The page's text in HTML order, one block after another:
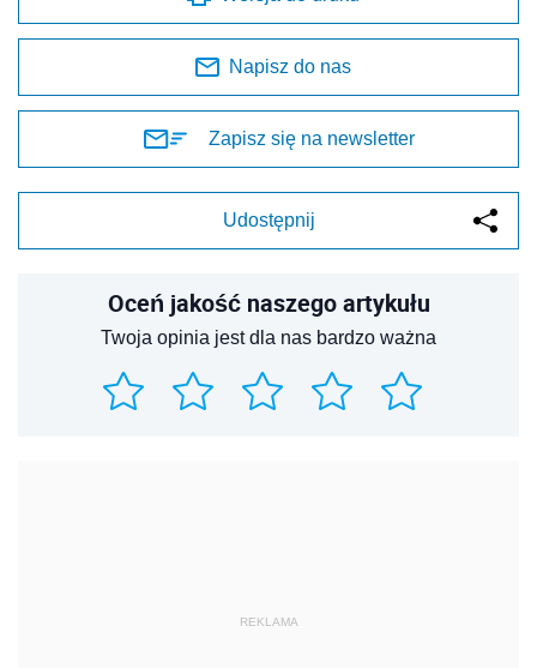
Napisz do nas
Zapisz się na newsletter
Udostępnij
Oceń jakość naszego artykułu
Twoja opinia jest dla nas bardzo ważna
REKLAMA